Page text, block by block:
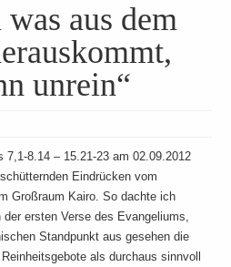
aus dem
unrein“
8.14 – 15.21-23 am 02.09.2012
Eindrücken vom
Großraum Kairo. So dachte ich
ersten Verse des Evangeliums,
Standpunkt aus gesehen die
als durchaus sinnvoll